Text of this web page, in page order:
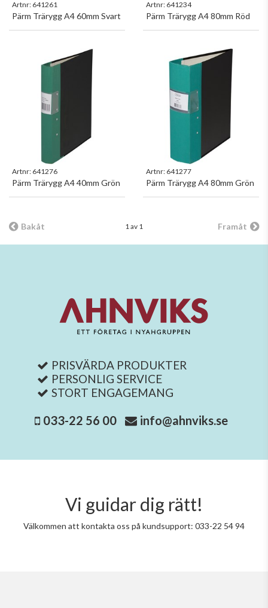
Artnr: 641261
Pärm Trärygg A4 60mm Svart
Artnr: 641234
Pärm Trärygg A4 80mm Röd
Artnr: 641276
Pärm Trärygg A4 40mm Grön
Artnr: 641277
Pärm Trärygg A4 80mm Grön
Bakåt 1 av 1 Framåt
PRISVÄRDA PRODUKTER
PERSONLIG SERVICE
STORT ENGAGEMANG
033-22 56 00 info@ahnviks.se
Vi guidar dig rätt!
Välkommen att kontakta oss på kundsupport: 033-22 54 94